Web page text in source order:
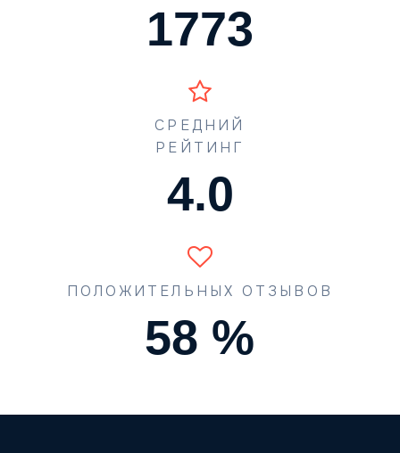
1773
СРЕДНИЙ
РЕЙТИНГ
4.5
ПОЛОЖИТЕЛЬНЫХ ОТЗЫВОВ
74 %